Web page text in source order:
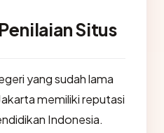
Situs
yang sudah lama
memiliki reputasi
Indonesia.